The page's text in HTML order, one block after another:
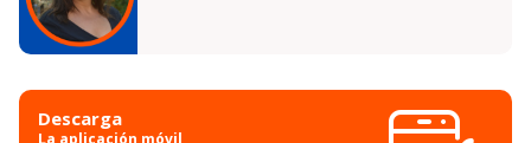
Descarga
La aplicación móvil